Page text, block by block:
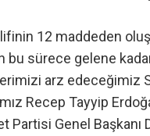
12 maddeden
bu sürece gelene
arz edeceğimiz
Recep Tayyip
Partisi Genel Başkanı